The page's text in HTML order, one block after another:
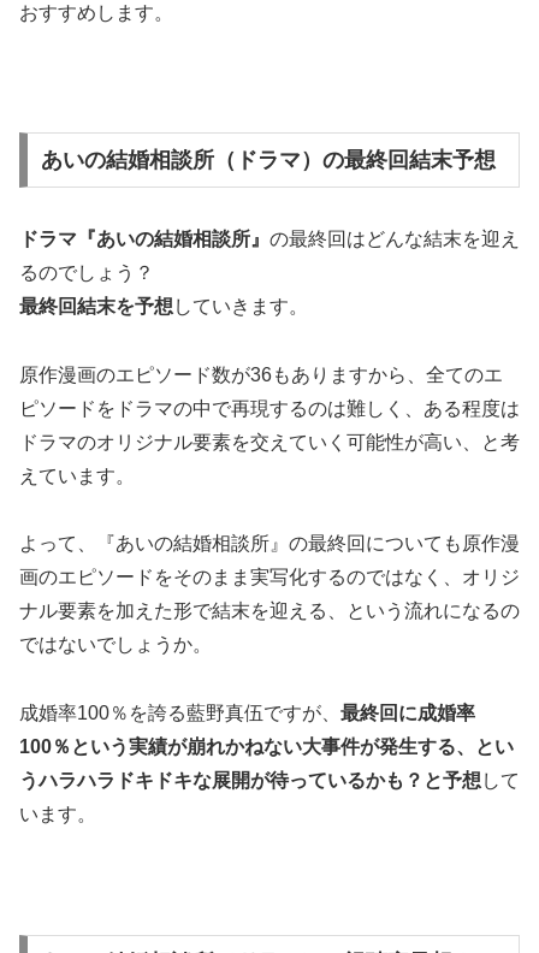
おすすめします。
あいの結婚相談所（ドラマ）の最終回結末予想
ドラマ『あいの結婚相談所』 の最終回はどんな結末を迎え
るのでしょう？
最終回結末を予想 していきます。
原作漫画のエピソード数が36もありますから、全てのエ
ピソードをドラマの中で再現するのは難しく、ある程度は
ドラマのオリジナル要素を交えていく可能性が高い、と考
えています。
よって、『あいの結婚相談所』の最終回についても原作漫
画のエピソードをそのまま実写化するのではなく、オリジ
ナル要素を加えた形で結末を迎える、という流れになるの
ではないでしょうか。
成婚率100％を誇る藍野真伍ですが、 最終回に成婚率
100％という実績が崩れかねない大事件が発生する、とい
うハラハラドキドキな展開が待っているかも？と予想 して
います。